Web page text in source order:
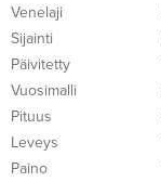
Venelaji
Sijainti
Päivitetty
Vuosimalli
Pituus
Leveys
Paino